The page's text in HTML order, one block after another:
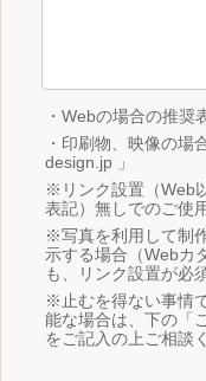
・Webの場合の推奨
・印刷物、映像の場
design.jp 」
※リンク設置（Web
表記）無しでのご使
※写真を利用して制
示する場合（Webカ
も、リンク設置が必
※止むを得ない事情
能な場合は、下の「
をご記入の上ご相談